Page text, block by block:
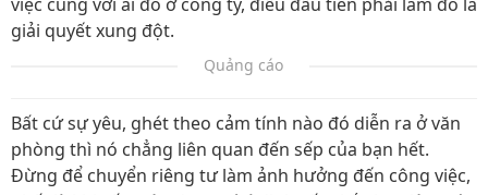
giải quyết xung đột.
Quảng cáo
Bất cứ sự yêu, ghét theo cảm tính nào đó diễn ra ở văn
phòng thì nó chẳng liên quan đến sếp của bạn hết.
Đừng để chuyển riêng tư làm ảnh hưởng đến công việc,